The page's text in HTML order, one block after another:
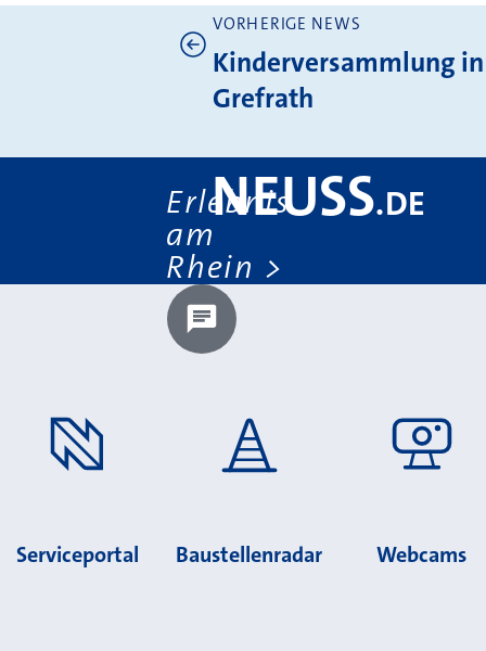
Weitere News
VORHERIGE NEWS
Kinderversammlung in
Grefrath
Erlebnis
am
Rhein
NEUSS.DE
Chatbot laden?
Serviceportal Baustellenradar Webcams